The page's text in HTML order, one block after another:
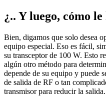
¿.. Y luego, cómo le
Bien, digamos que solo desea
equipo especial. Eso es fácil,
su transceptor de 100 W. Esto
algún otro método para
depende de su equipo y puede
de salida de RF o tan
transmisor para reducir la salida.